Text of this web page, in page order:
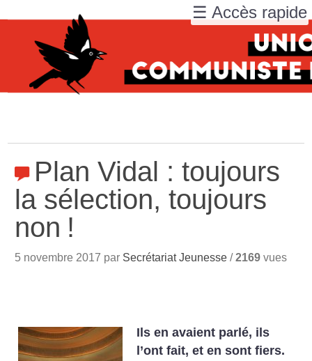
Plan Vidal : toujours
la sélection, toujours
non !
5 novembre 2017 par Secrétariat Jeunesse /2169 vues
Ils en avaient parlé, ils
l’ont fait, et en sont fiers.
☰ Accès rapide